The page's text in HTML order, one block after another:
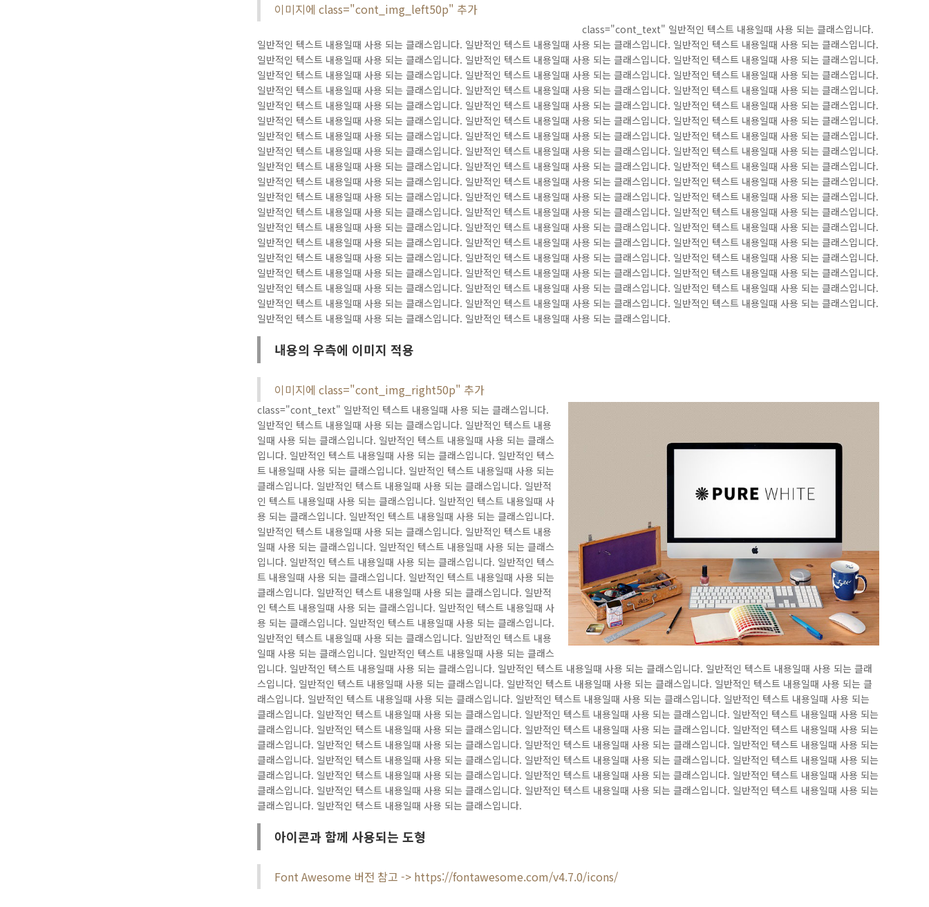
이미지에 class="cont_img_left50p" 추가
class="cont_text" 일반적인 텍스트 내용일때 사용 되는 클래스입니다.
일반적인 텍스트 내용일때 사용 되는 클래스입니다. 일반적인 텍스트 내용일때 사용 되는 클래스입니다. 일반적인 텍스트 내용일때 사용 되는 클래스입니다.
일반적인 텍스트 내용일때 사용 되는 클래스입니다. 일반적인 텍스트 내용일때 사용 되는 클래스입니다. 일반적인 텍스트 내용일때 사용 되는 클래스입니다.
일반적인 텍스트 내용일때 사용 되는 클래스입니다. 일반적인 텍스트 내용일때 사용 되는 클래스입니다. 일반적인 텍스트 내용일때 사용 되는 클래스입니다.
일반적인 텍스트 내용일때 사용 되는 클래스입니다. 일반적인 텍스트 내용일때 사용 되는 클래스입니다. 일반적인 텍스트 내용일때 사용 되는 클래스입니다.
일반적인 텍스트 내용일때 사용 되는 클래스입니다. 일반적인 텍스트 내용일때 사용 되는 클래스입니다. 일반적인 텍스트 내용일때 사용 되는 클래스입니다.
일반적인 텍스트 내용일때 사용 되는 클래스입니다. 일반적인 텍스트 내용일때 사용 되는 클래스입니다. 일반적인 텍스트 내용일때 사용 되는 클래스입니다.
일반적인 텍스트 내용일때 사용 되는 클래스입니다. 일반적인 텍스트 내용일때 사용 되는 클래스입니다. 일반적인 텍스트 내용일때 사용 되는 클래스입니다.
일반적인 텍스트 내용일때 사용 되는 클래스입니다. 일반적인 텍스트 내용일때 사용 되는 클래스입니다. 일반적인 텍스트 내용일때 사용 되는 클래스입니다.
일반적인 텍스트 내용일때 사용 되는 클래스입니다. 일반적인 텍스트 내용일때 사용 되는 클래스입니다. 일반적인 텍스트 내용일때 사용 되는 클래스입니다.
일반적인 텍스트 내용일때 사용 되는 클래스입니다. 일반적인 텍스트 내용일때 사용 되는 클래스입니다. 일반적인 텍스트 내용일때 사용 되는 클래스입니다.
일반적인 텍스트 내용일때 사용 되는 클래스입니다. 일반적인 텍스트 내용일때 사용 되는 클래스입니다. 일반적인 텍스트 내용일때 사용 되는 클래스입니다.
일반적인 텍스트 내용일때 사용 되는 클래스입니다. 일반적인 텍스트 내용일때 사용 되는 클래스입니다. 일반적인 텍스트 내용일때 사용 되는 클래스입니다.
일반적인 텍스트 내용일때 사용 되는 클래스입니다. 일반적인 텍스트 내용일때 사용 되는 클래스입니다. 일반적인 텍스트 내용일때 사용 되는 클래스입니다.
일반적인 텍스트 내용일때 사용 되는 클래스입니다. 일반적인 텍스트 내용일때 사용 되는 클래스입니다. 일반적인 텍스트 내용일때 사용 되는 클래스입니다.
일반적인 텍스트 내용일때 사용 되는 클래스입니다. 일반적인 텍스트 내용일때 사용 되는 클래스입니다. 일반적인 텍스트 내용일때 사용 되는 클래스입니다.
일반적인 텍스트 내용일때 사용 되는 클래스입니다. 일반적인 텍스트 내용일때 사용 되는 클래스입니다. 일반적인 텍스트 내용일때 사용 되는 클래스입니다.
일반적인 텍스트 내용일때 사용 되는 클래스입니다. 일반적인 텍스트 내용일때 사용 되는 클래스입니다. 일반적인 텍스트 내용일때 사용 되는 클래스입니다.
일반적인 텍스트 내용일때 사용 되는 클래스입니다. 일반적인 텍스트 내용일때 사용 되는 클래스입니다. 일반적인 텍스트 내용일때 사용 되는 클래스입니다.
일반적인 텍스트 내용일때 사용 되는 클래스입니다. 일반적인 텍스트 내용일때 사용 되는 클래스입니다.
내용의 우측에 이미지 적용
이미지에 class="cont_img_right50p" 추가
class="cont_text" 일반적인 텍스트 내용일때 사용 되는 클래스입니다.
일반적인 텍스트 내용일때 사용 되는 클래스입니다. 일반적인 텍스트 내용
일때 사용 되는 클래스입니다. 일반적인 텍스트 내용일때 사용 되는 클래스
입니다. 일반적인 텍스트 내용일때 사용 되는 클래스입니다. 일반적인 텍스
트 내용일때 사용 되는 클래스입니다. 일반적인 텍스트 내용일때 사용 되는
클래스입니다. 일반적인 텍스트 내용일때 사용 되는 클래스입니다. 일반적
인 텍스트 내용일때 사용 되는 클래스입니다. 일반적인 텍스트 내용일때 사
용 되는 클래스입니다. 일반적인 텍스트 내용일때 사용 되는 클래스입니다.
일반적인 텍스트 내용일때 사용 되는 클래스입니다. 일반적인 텍스트 내용
일때 사용 되는 클래스입니다. 일반적인 텍스트 내용일때 사용 되는 클래스
입니다. 일반적인 텍스트 내용일때 사용 되는 클래스입니다. 일반적인 텍스
트 내용일때 사용 되는 클래스입니다. 일반적인 텍스트 내용일때 사용 되는
클래스입니다. 일반적인 텍스트 내용일때 사용 되는 클래스입니다. 일반적
인 텍스트 내용일때 사용 되는 클래스입니다. 일반적인 텍스트 내용일때 사
용 되는 클래스입니다. 일반적인 텍스트 내용일때 사용 되는 클래스입니다.
일반적인 텍스트 내용일때 사용 되는 클래스입니다. 일반적인 텍스트 내용
일때 사용 되는 클래스입니다. 일반적인 텍스트 내용일때 사용 되는 클래스
입니다. 일반적인 텍스트 내용일때 사용 되는 클래스입니다. 일반적인 텍스트 내용일때 사용 되는 클래스입니다. 일반적인 텍스트 내용일때 사용 되는 클래
스입니다. 일반적인 텍스트 내용일때 사용 되는 클래스입니다. 일반적인 텍스트 내용일때 사용 되는 클래스입니다. 일반적인 텍스트 내용일때 사용 되는 클
래스입니다. 일반적인 텍스트 내용일때 사용 되는 클래스입니다. 일반적인 텍스트 내용일때 사용 되는 클래스입니다. 일반적인 텍스트 내용일때 사용 되는
클래스입니다. 일반적인 텍스트 내용일때 사용 되는 클래스입니다. 일반적인 텍스트 내용일때 사용 되는 클래스입니다. 일반적인 텍스트 내용일때 사용 되는
클래스입니다. 일반적인 텍스트 내용일때 사용 되는 클래스입니다. 일반적인 텍스트 내용일때 사용 되는 클래스입니다. 일반적인 텍스트 내용일때 사용 되는
클래스입니다. 일반적인 텍스트 내용일때 사용 되는 클래스입니다. 일반적인 텍스트 내용일때 사용 되는 클래스입니다. 일반적인 텍스트 내용일때 사용 되는
클래스입니다. 일반적인 텍스트 내용일때 사용 되는 클래스입니다. 일반적인 텍스트 내용일때 사용 되는 클래스입니다. 일반적인 텍스트 내용일때 사용 되는
클래스입니다. 일반적인 텍스트 내용일때 사용 되는 클래스입니다. 일반적인 텍스트 내용일때 사용 되는 클래스입니다. 일반적인 텍스트 내용일때 사용 되는
클래스입니다. 일반적인 텍스트 내용일때 사용 되는 클래스입니다. 일반적인 텍스트 내용일때 사용 되는 클래스입니다. 일반적인 텍스트 내용일때 사용 되는
클래스입니다. 일반적인 텍스트 내용일때 사용 되는 클래스입니다.
아이콘과 함께 사용되는 도형
Font Awesome 버전 참고 -> https://fontawesome.com/v4.7.0/icons/